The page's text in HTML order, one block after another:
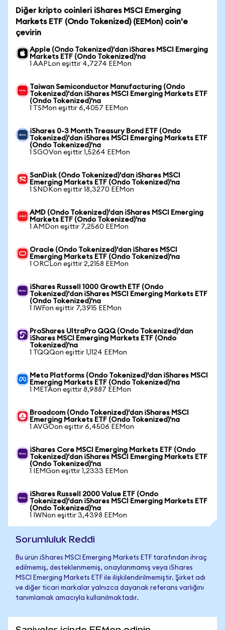
Diğer kripto coinleri iShares MSCI Emerging
Markets ETF (Ondo Tokenized) (EEMon) coin'e
çevirin
Apple (Ondo Tokenized)'dan iShares MSCI Emerging
Markets ETF (Ondo Tokenized)'na
1 AAPLon eşittir 4,7274 EEMon
Taiwan Semiconductor Manufacturing (Ondo
Tokenized)'dan iShares MSCI Emerging Markets ETF
(Ondo Tokenized)'na
1 TSMon eşittir 6,4057 EEMon
iShares 0-3 Month Treasury Bond ETF (Ondo
Tokenized)'dan iShares MSCI Emerging Markets ETF
(Ondo Tokenized)'na
1 SGOVon eşittir 1,5264 EEMon
SanDisk (Ondo Tokenized)'dan iShares MSCI
Emerging Markets ETF (Ondo Tokenized)'na
1 SNDKon eşittir 18,3270 EEMon
AMD (Ondo Tokenized)'dan iShares MSCI Emerging
Markets ETF (Ondo Tokenized)'na
1 AMDon eşittir 7,2560 EEMon
Oracle (Ondo Tokenized)'dan iShares MSCI
Emerging Markets ETF (Ondo Tokenized)'na
1 ORCLon eşittir 2,2158 EEMon
iShares Russell 1000 Growth ETF (Ondo
Tokenized)'dan iShares MSCI Emerging Markets ETF
(Ondo Tokenized)'na
1 IWFon eşittir 7,3915 EEMon
ProShares UltraPro QQQ (Ondo Tokenized)'dan
iShares MSCI Emerging Markets ETF (Ondo
Tokenized)'na
1 TQQQon eşittir 1,1124 EEMon
Meta Platforms (Ondo Tokenized)'dan iShares MSCI
Emerging Markets ETF (Ondo Tokenized)'na
1 METAon eşittir 8,9887 EEMon
Broadcom (Ondo Tokenized)'dan iShares MSCI
Emerging Markets ETF (Ondo Tokenized)'na
1 AVGOon eşittir 6,4506 EEMon
iShares Core MSCI Emerging Markets ETF (Ondo
Tokenized)'dan iShares MSCI Emerging Markets ETF
(Ondo Tokenized)'na
1 IEMGon eşittir 1,2333 EEMon
iShares Russell 2000 Value ETF (Ondo
Tokenized)'dan iShares MSCI Emerging Markets ETF
(Ondo Tokenized)'na
1 IWNon eşittir 3,4398 EEMon
Sorumluluk Reddi
Bu ürün iShares MSCI Emerging Markets ETF tarafından ihraç
edilmemiş, desteklenmemiş, onaylanmamış veya iShares
MSCI Emerging Markets ETF ile ilişkilendirilmemiştir. Şirket adı
ve diğer ticari markalar yalnızca dayanak referans varlığını
tanımlamak amacıyla kullanılmaktadır.